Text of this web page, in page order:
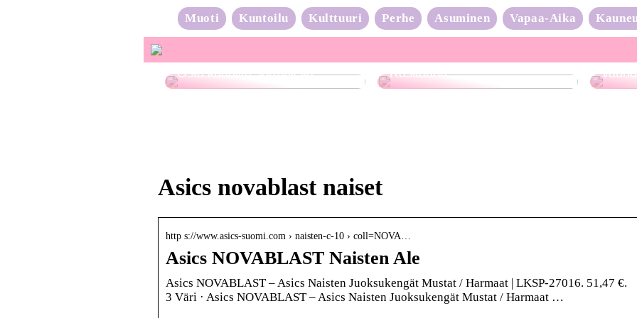
Muoti Kuntoilu Kulttuuri Perhe Asuminen Vapaa-Aika
Osta kauniita sormuksia Raskaana?
Asics novablast naiset
http s://www.asics-suomi.com › naisten-c-10 › coll=NOVA…
Asics NOVABLAST Naisten Ale
Asics NOVABLAST – Asics Naisten Juoksukengät Mustat / Harmaat | LKSP-27016. 51,47 €.
3 Väri · Asics NOVABLAST – Asics Naisten Juoksukengät Mustat / Harmaat …